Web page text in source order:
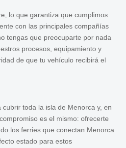
lo que garantiza que cumplimos
con las principales compañías
tengas que preocuparte por nada
procesos, equipamiento y
de que tu vehículo recibirá el
toda la isla de Menorca y, en
es el mismo: ofrecerte
los ferries que conectan Menorca
estado para estos